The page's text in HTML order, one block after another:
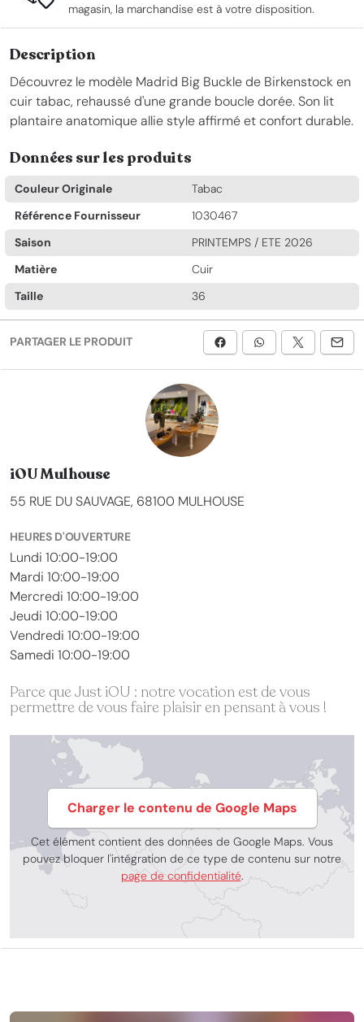
magasin, la marchandise est à votre disposition.
Description
Découvrez le modèle Madrid Big Buckle de Birkenstock en
cuir tabac, rehaussé d'une grande boucle dorée. Son lit
plantaire anatomique allie style affirmé et confort durable.
Données sur les produits
Couleur Originale
Tabac
Référence Fournisseur
1030467
Saison
PRINTEMPS / ETE 2026
Matière
Cuir
Taille
36
PARTAGER LE PRODUIT
iOU Mulhouse
55 RUE DU SAUVAGE, 68100 MULHOUSE
HEURES D'OUVERTURE
Lundi 10:00-19:00
Mardi 10:00-19:00
Mercredi 10:00-19:00
Jeudi 10:00-19:00
Vendredi 10:00-19:00
Samedi 10:00-19:00
Parce que Just iOU : notre vocation est de vous
permettre de vous faire plaisir en pensant à vous !
Charger le contenu de Google Maps
Cet élément contient des données de Google Maps. Vous
pouvez bloquer l'intégration de ce type de contenu sur notre
page de confidentialité.